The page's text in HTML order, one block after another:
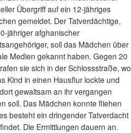
Übergriff auf ein 12-jähriges
gemeldet. Der Tatverdächtige,
jähriger afghanischer
soll das Mädchen über
Medien gekannt haben. Gegen 20
sie sich in der Schlossstraße, wo
Kind in einen Hausflur lockte und
gewaltsam an ihr vergangen
soll. Das Mädchen konnte fliehen
besteht ein dringender Tatverdacht
Die Ermittlungen dauern an.